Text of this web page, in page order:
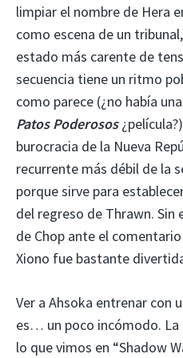
limpiar el nombre de Hera
como escena de un
estado más carente de
secuencia tiene un ritmo
como parece (¿no había
Patos Poderosos
burocracia de la Nueva
recurrente más débil de la
porque sirve para
del regreso de Thrawn.
de Chop ante el
Xiono fue bastante
Ver a Ahsoka entrenar con
es… un poco incómodo. La
lo que vimos en “Shadow